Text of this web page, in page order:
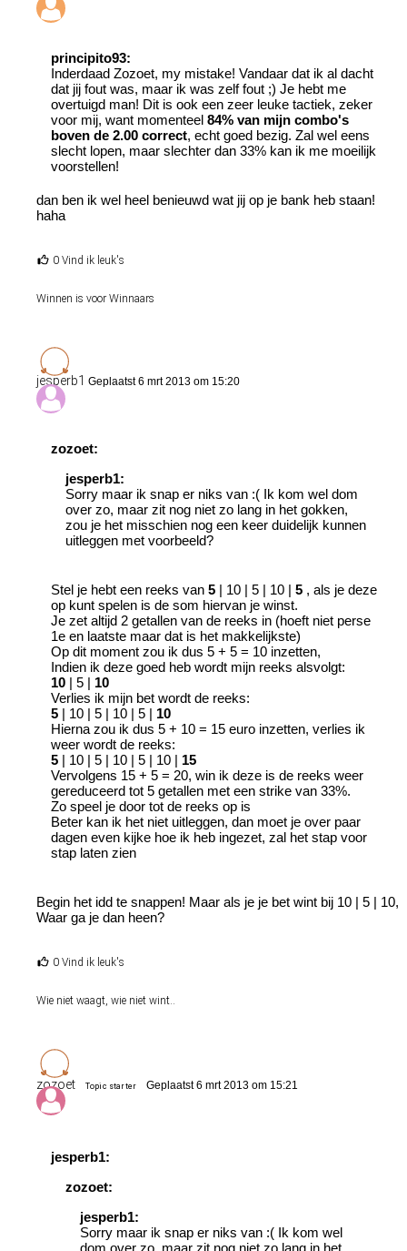
principito93:
Inderdaad Zozoet, my mistake! Vandaar dat ik al dacht
dat jij fout was, maar ik was zelf fout ;) Je hebt me
overtuigd man! Dit is ook een zeer leuke tactiek, zeker
voor mij, want momenteel 84% van mijn combo's
boven de 2.00 correct, echt goed bezig. Zal wel eens
slecht lopen, maar slechter dan 33% kan ik me moeilijk
voorstellen!
dan ben ik wel heel benieuwd wat jij op je bank heb staan!
haha
0 Vind ik leuk's
Winnen is voor Winnaars
jesperb1 Geplaatst 6 mrt 2013 om 15:20
zozoet:
jesperb1:
Sorry maar ik snap er niks van :( Ik kom wel dom
over zo, maar zit nog niet zo lang in het gokken,
zou je het misschien nog een keer duidelijk kunnen
uitleggen met voorbeeld?
Stel je hebt een reeks van 5 | 10 | 5 | 10 | 5 , als je deze
op kunt spelen is de som hiervan je winst.
Je zet altijd 2 getallen van de reeks in (hoeft niet perse
1e en laatste maar dat is het makkelijkste)
Op dit moment zou ik dus 5 + 5 = 10 inzetten,
Indien ik deze goed heb wordt mijn reeks alsvolgt:
10 | 5 | 10
Verlies ik mijn bet wordt de reeks:
5 | 10 | 5 | 10 | 5 | 10
Hierna zou ik dus 5 + 10 = 15 euro inzetten, verlies ik
weer wordt de reeks:
5 | 10 | 5 | 10 | 5 | 10 | 15
Vervolgens 15 + 5 = 20, win ik deze is de reeks weer
gereduceerd tot 5 getallen met een strike van 33%.
Zo speel je door tot de reeks op is
Beter kan ik het niet uitleggen, dan moet je over paar
dagen even kijke hoe ik heb ingezet, zal het stap voor
stap laten zien
Begin het idd te snappen! Maar als je je bet wint bij 10 | 5 | 10,
Waar ga je dan heen?
0 Vind ik leuk's
Wie niet waagt, wie niet wint..
zozoet Topic starter Geplaatst 6 mrt 2013 om 15:21
jesperb1:
zozoet:
jesperb1:
Sorry maar ik snap er niks van :( Ik kom wel
dom over zo, maar zit nog niet zo lang in het